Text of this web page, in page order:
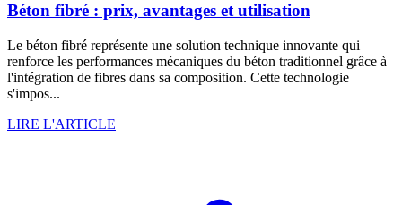
Béton fibré : prix, avantages et utilisation
Le béton fibré représente une solution technique innovante qui
renforce les performances mécaniques du béton traditionnel grâce à
l'intégration de fibres dans sa composition. Cette technologie
s'impos...
LIRE L'ARTICLE